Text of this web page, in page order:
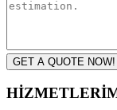
GET A QUOTE NOW!